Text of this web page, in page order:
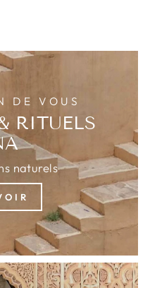
DE VOUS
RITUELS
naturels